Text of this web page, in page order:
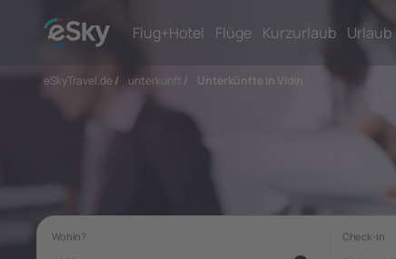
Flug+Hotel Flüge Kurzurlaub Urlaub
eSkyTravel.de/ unterkunft / Unterkünfte in Vidin